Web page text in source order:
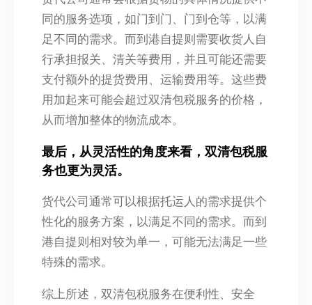
同的服务选项，如门到门、门到仓等，以满
足不同的需求。而到港自提则需要收货人自
行承担报关、清关等费用，并且可能还需要
支付额外的提货费用、运输费用等。这些费
用加起来可能会超过双清包税服务的价格，
从而增加整体的物流成本。
最后，从灵活性的角度来看，双清包税服
务也更为灵活。
货代公司通常可以根据托运人的需求提供个
性化的服务方案，以满足不同的需求。而到
港自提则相对较为单一，可能无法满足一些
特殊的需求。
综上所述，双清包税服务在便利性、安全